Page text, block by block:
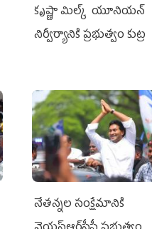
కృష్ణా మిల్క్‌ యూనియన్‌
నిర్వీర్యానికి ప్రభుత్వం కుట్ర
నేతన్నల సంక్షేమానికి